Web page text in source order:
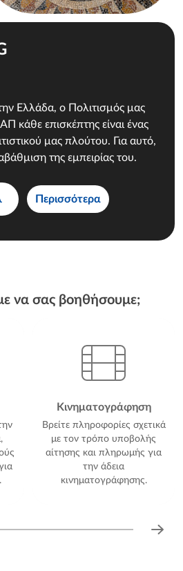
Ελλάδα, ο Πολιτισμός μας
κάθε επισκέπτης είναι ένας
μας πλούτου. Για αυτό,
της εμπειρίας του.
Περισσότερα
να σας βοηθήσουμε;
Κινηματογράφηση
Βρείτε πληροφορίες σχετικά
με τον τρόπο υποβολής
αίτησης και πληρωμής για
την άδεια
κινηματογράφησης.